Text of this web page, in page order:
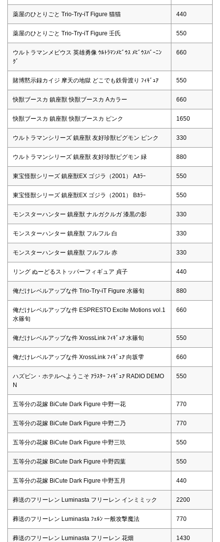
薬屋のひとりごと Trio-Try-iT Figure 猫猫 440
薬屋のひとりごと Trio-Try-iT Figure 壬氏 550
ウルトラマンメビウス 英雄勇像 ｳﾙﾄﾗﾏﾝﾒﾋﾞｳｽ ﾒﾋﾞｳｽﾊﾞｰﾆﾝ
ｸﾞ
660
賭博黙示録カイジ 摩天の地獄 どこでも鉄骨渡り ﾌｨｷﾞｭｱ 550
快獣ブースカ 鎮座獣 快獣ブースカ Aカラー 660
快獣ブースカ 鎮座獣 快獣ブースカ ピンク 1650
ウルトラマンシリーズ 鎮座獣 友好珍獣ピグモン ピンク 330
ウルトラマンシリーズ 鎮座獣 友好珍獣ピグモン 緑 880
東宝怪獣シリーズ 鎮座獣EX ゴジラ（2001） Aｶﾗｰ 550
東宝怪獣シリーズ 鎮座獣EX ゴジラ（2001） Bｶﾗｰ 550
モンスターハンター 鎮座獣 ナルガクルガ 漆黒の影 330
モンスターハンター 鎮座獣 フルフル 白 330
モンスターハンター 鎮座獣 フルフル 赤 330
リング ぬーどるストッパーフィギュア 貞子 440
俺だけレベルアップな件 Trio-Try-iT Figure 水篠旬 880
俺だけレベルアップな件 ESPRESTO Excite Motions vol.1
水篠旬
660
俺だけレベルアップな件 XrossLink ﾌｨｷﾞｭｱ 水篠旬 550
俺だけレベルアップな件 XrossLink ﾌｨｷﾞｭｱ 向坂雫 660
ハズビン・ホテルへようこそ ｱﾗｽﾀｰ ﾌｨｷﾞｭｱ RADIO DEMO
N
550
五等分の花嫁 BiCute Dark Figure 中野一花 770
五等分の花嫁 BiCute Dark Figure 中野二乃 770
五等分の花嫁 BiCute Dark Figure 中野三玖 550
五等分の花嫁 BiCute Dark Figure 中野四葉 550
五等分の花嫁 BiCute Dark Figure 中野五月 440
葬送のフリーレン Luminasta フリーレン インミミック 2200
葬送のフリーレン Luminasta ﾌｪﾙﾝ 一般攻撃魔法 770
葬送のフリーレン Luminasta フリーレン 花畑 1430